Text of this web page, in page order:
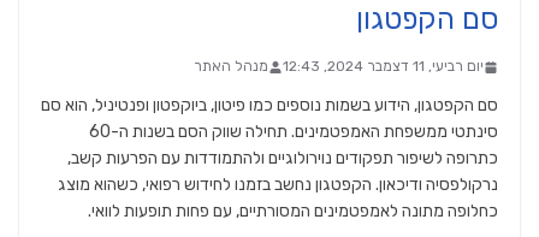
סם הקפטגון
יום רביעי, 11 דצמבר 2024, 12:43 מנהל האתר
סם הקפטגון, הידוע בשמות נוספים כמו פיטון, ביוקפטון ופנטיניל, הוא סם
סינתטי ממשפחת האמפטמינים. תחילה שווק הסם בשנות ה-60
כתרופה לשיפור תפקודים נוירולוגיים ולהתמודדות עם הפרעות קשב,
נרקולפסיה ודיכאון. הקפטגון נחשב בזמנו לחידוש רפואי, כשהוא מוצג
כחלופה מתונה לאמפטמינים המסורתיים, עם פחות תופעות לוואי.